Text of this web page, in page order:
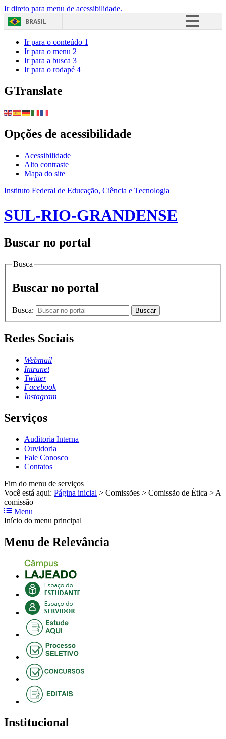
Ir direto para menu de acessibilidade.
BRASIL
Ir para o conteúdo 1
Ir para o menu 2
Ir para a busca 3
Ir para o rodapé 4
GTranslate
Opções de acessibilidade
Acessibilidade
Alto contraste
Mapa do site
Instituto Federal de Educação, Ciência e Tecnologia
SUL-RIO-GRANDENSE
Buscar no portal
Busca
Buscar no portal
Busca: Buscar
Redes Sociais
Webmail
Intranet
Twitter
Facebook
Instagram
Serviços
Auditoria Interna
Ouvidoria
Fale Conosco
Contatos
Fim do menu de serviços
Você está aqui: Página inicial > Comissões > Comissão de Ética > A
comissão
Menu
Início do menu principal
Menu de Relevância
Institucional